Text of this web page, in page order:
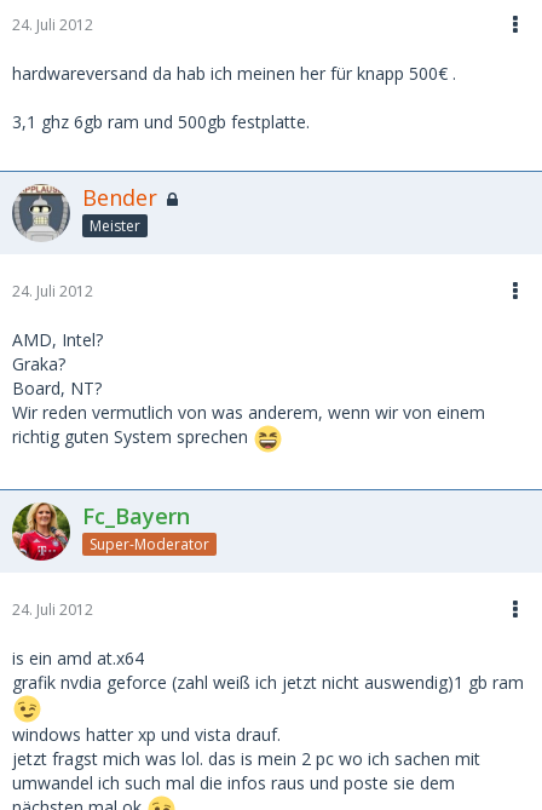
24. Juli 2012
hardwareversand da hab ich meinen her für knapp 500€ .
3,1 ghz 6gb ram und 500gb festplatte.
Bender
Meister
24. Juli 2012
AMD, Intel?
Graka?
Board, NT?
Wir reden vermutlich von was anderem, wenn wir von einem
richtig guten System sprechen
Fc_Bayern
Super-Moderator
24. Juli 2012
is ein amd at.x64
grafik nvdia geforce (zahl weiß ich jetzt nicht auswendig)1 gb ram
windows hatter xp und vista drauf.
jetzt fragst mich was lol. das is mein 2 pc wo ich sachen mit
umwandel ich such mal die infos raus und poste sie dem